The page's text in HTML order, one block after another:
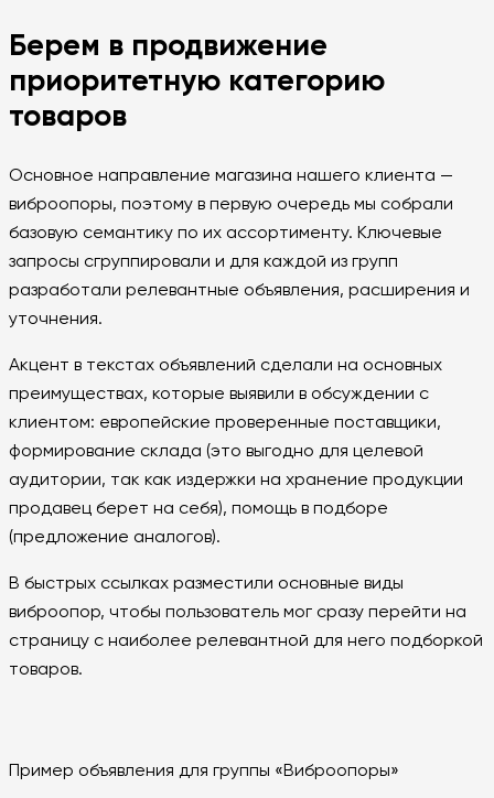
Берем в продвижение
приоритетную категорию
товаров
Основное направление магазина нашего клиента —
виброопоры, поэтому в первую очередь мы собрали
базовую семантику по их ассортименту. Ключевые
запросы сгруппировали и для каждой из групп
разработали релевантные объявления, расширения и
уточнения.
Акцент в текстах объявлений сделали на основных
преимуществах, которые выявили в обсуждении с
клиентом: европейские проверенные поставщики,
формирование склада (это выгодно для целевой
аудитории, так как издержки на хранение продукции
продавец берет на себя), помощь в подборе
(предложение аналогов).
В быстрых ссылках разместили основные виды
виброопор, чтобы пользователь мог сразу перейти на
страницу с наиболее релевантной для него подборкой
товаров.
Пример объявления для группы «Виброопоры»